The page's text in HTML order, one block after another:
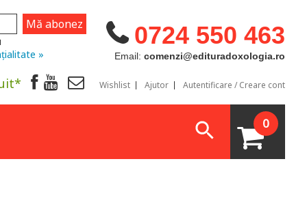
0724 550 463
Email: comenzi@edituradoxologia.ro
»
Wishlist Ajutor Autentificare / Creare cont
0